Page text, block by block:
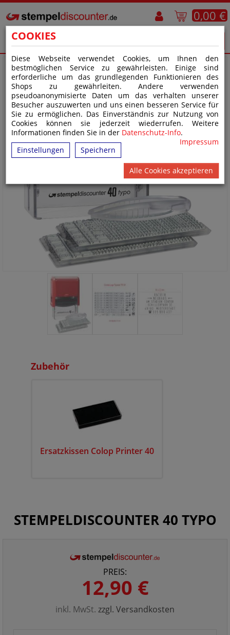
COOKIES
Diese Webseite verwendet Cookies, um Ihnen den
bestmöglichen Service zu gewährleisten. Einige sind
erforderliche um das grundlegenden Funktionieren des
Shops zu gewährleiten. Andere verwenden
pseudoanonymisierte Daten um das verhalten unserer
Besucher auszuwerten und uns einen besseren Service für
Sie zu ermöglichen. Das Einverständnis zur Nutzung von
Cookies können sie jederzeit wiederrufen. Weitere
Informationen finden Sie in der Datenschutz-Info.
Impressum
Einstellungen
Speichern
Alle Cookies akzeptieren
0,00 €
Zubehör
Ersatzkissen Colop Printer 40
STEMPELDISCOUNTER 40 TYPO
PREIS:
12,90 €
inkl. MwSt. zzgl. Versandkosten